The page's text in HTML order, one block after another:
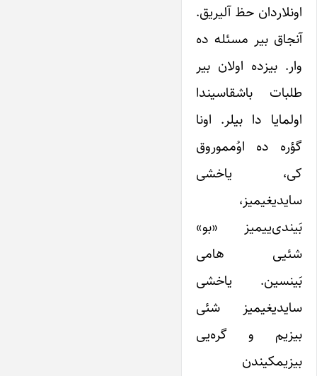
اونلاردان حظ آلیریق.
آنجاق بیر مسئله ده
وار. بیزده اولان بیر
طلبات باشقاسیندا
اولمایا دا بیلر. اونا
گؤره ده اوُمموروق
کی، یاخشی
سایدیغیمیز،
بَیندی‌ییمیز «بو»
شئیی هامی
بَینسین. یاخشی
سایدیغیمیز شئی
بیزیم و گره‌یی
بیزیمکیندن